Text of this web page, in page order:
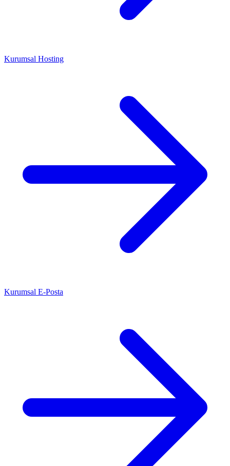
Kurumsal Hosting
Kurumsal E-Posta